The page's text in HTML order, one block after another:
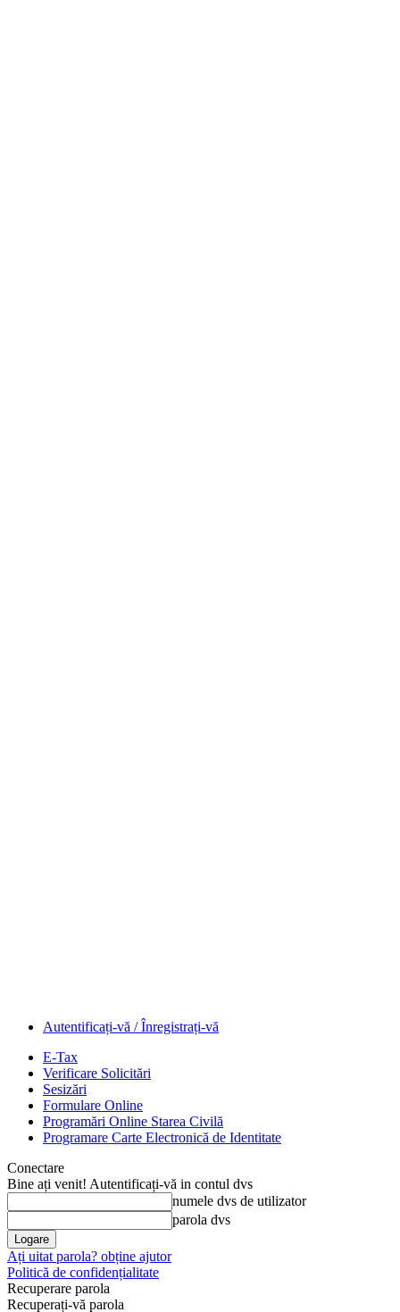
Autentificați-vă / Înregistrați-vă
E-Tax
Verificare Solicitări
Sesizări
Formulare Online
Programări Online Starea Civilă
Programare Carte Electronică de Identitate
Conectare
Bine ați venit! Autentificați-vă in contul dvs
numele dvs de utilizator
parola dvs
Ați uitat parola? obține ajutor
Politică de confidențialitate
Recuperare parola
Recuperați-vă parola